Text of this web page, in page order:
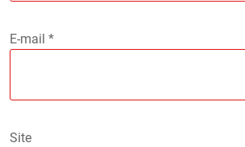
E-mail *
Site